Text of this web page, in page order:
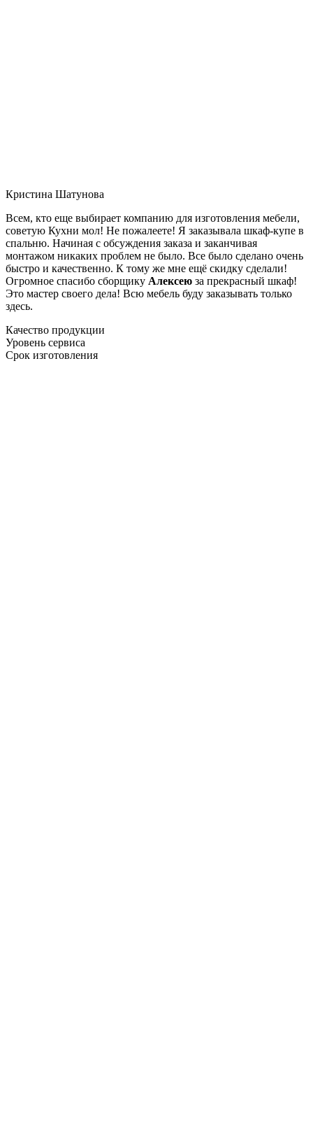
Кристина Шатунова
Всем, кто еще выбирает компанию для изготовления мебели,
советую Кухни мол! Не пожалеете! Я заказывала шкаф-купе в
спальню. Начиная с обсуждения заказа и заканчивая
монтажом никаких проблем не было. Все было сделано очень
быстро и качественно. К тому же мне ещё скидку сделали!
Огромное спасибо сборщику Алексею за прекрасный шкаф!
Это мастер своего дела! Всю мебель буду заказывать только
здесь.
Качество продукции
Уровень сервиса
Срок изготовления